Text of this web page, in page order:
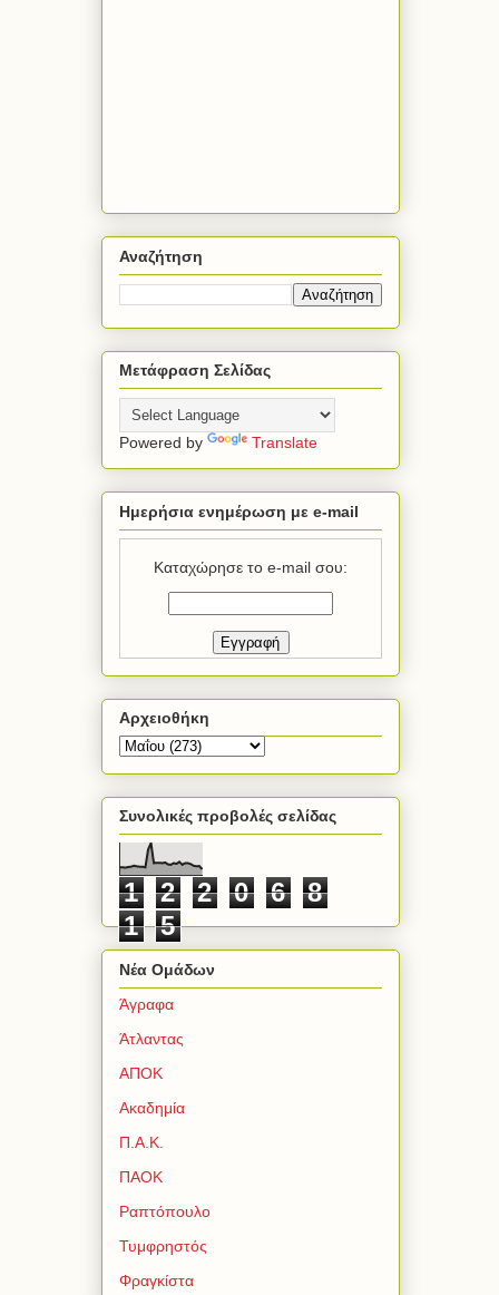
Αναζήτηση
Μετάφραση Σελίδας
Powered by Translate
Ημερήσια ενημέρωση με e-mail
Καταχώρησε το e-mail σου:
Αρχειοθήκη
Συνολικές προβολές σελίδας
1 2 2 0 6
8
1
5
Νέα Ομάδων
Άγραφα
Άτλαντας
ΑΠΟΚ
Ακαδημία
Π.Α.Κ.
ΠΑΟΚ
Ραπτόπουλο
Τυμφρηστός
Φραγκίστα